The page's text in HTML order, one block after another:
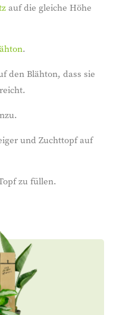
auf die gleiche Höhe
.
den Blähton, dass sie
und Zuchttopf auf
zu füllen.